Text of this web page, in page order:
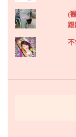
(
不